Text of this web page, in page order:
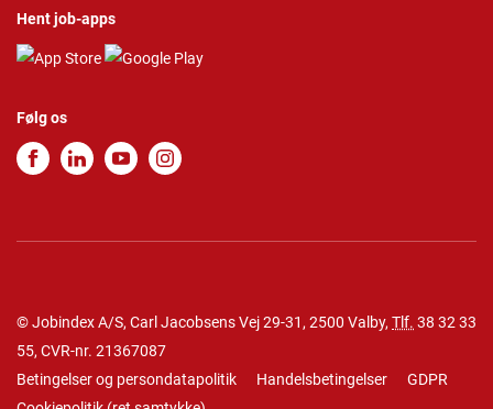
Hent job-apps
Følg os
© Jobindex A/S, Carl Jacobsens Vej 29-31, 2500 Valby, Tlf. 38 32 33
55, CVR-nr. 21367087
Betingelser og persondatapolitik
Handelsbetingelser
GDPR